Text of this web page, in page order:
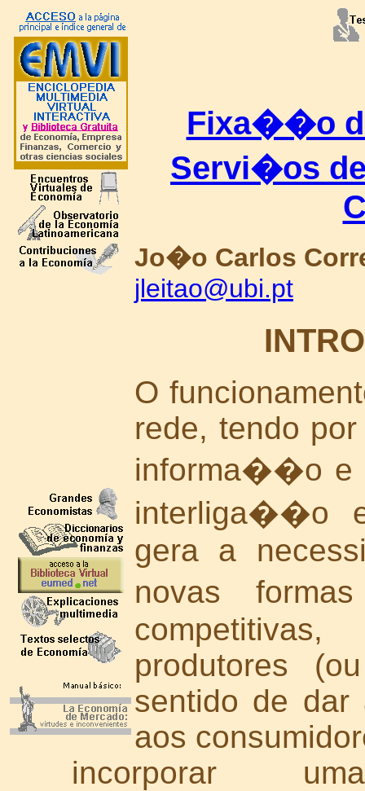
Fixa��o
Servi�os
Jo�o Carlos
jleitao@ubi.pt
O
rede, tendo
informa��o e
interliga��o
gera a
novas
produtores
sentido de dar
aos
incorporar